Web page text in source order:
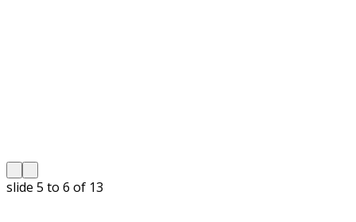
slide 5 to 6 of 13